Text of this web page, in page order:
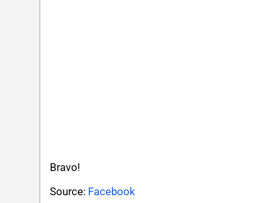
Bravo!
Source: Facebook